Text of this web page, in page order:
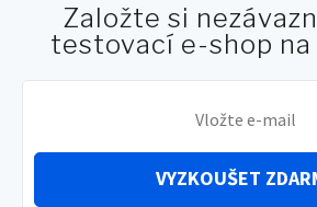
Založte si
testovací e-shop
VYZKOUŠET